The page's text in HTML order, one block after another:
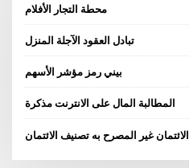
محطة التجار الأفلام
تبادل العقود الآجلة المنزل
بيني رمز مؤشر الأسهم
المطالبة المال على الانترنت مذكرة
الائتمان غير المصرح به تصنيف الائتمان